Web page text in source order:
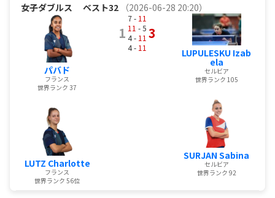
女子ダブルス ベスト32 （2026-06-28 20:20）
パバド
フランス
世界ランク 37
LUTZ Charlotte
フランス
世界ランク 56位
1
7 - 11
11 - 5
4 - 11
4 - 11
3
LUPULESKU Izab
ela
セルビア
世界ランク 105
SURJAN Sabina
セルビア
世界ランク 92